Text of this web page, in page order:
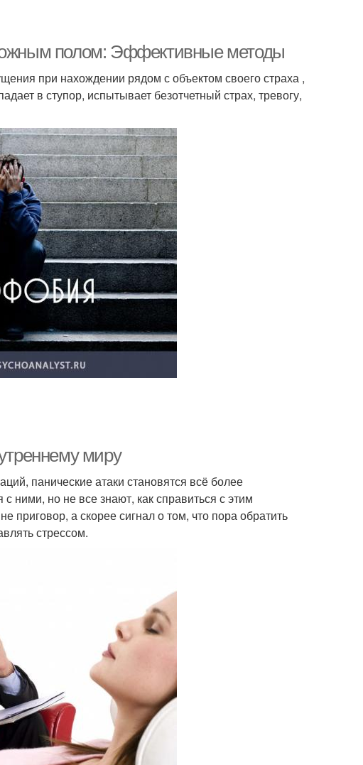
полом: Эффективные методы
при нахождении рядом с объектом своего страха ,
в ступор, испытывает безотчетный страх, тревогу,
миру
панические атаки становятся всё более
ними, но не все знают, как справиться с этим
приговор, а скорее сигнал о том, что пора обратить
стрессом.